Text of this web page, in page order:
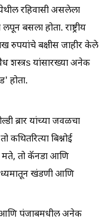
रहिवासी असलेला
बसला होता. राष्ट्रीय
रुपयांचे बक्षीस जाहीर केले
शस्त्रs यांसारख्या अनेक
होता.
ब्रार यांच्या जवळचा
बिश्नोई
मते, तो कॅनडा आणि
खंडणी आणि
आणि पंजाबमधील अनेक